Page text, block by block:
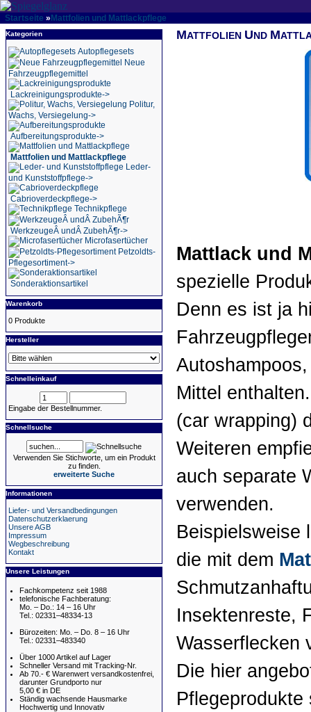
Startseite » Mattfolien und Mattlackpflege
Kategorien
Autopflegesets
Neue
Fahrzeugpflegemittel
Lackreinigungsprodukte->
Politur,
Wachs, Versiegelung->
Aufbereitungsprodukte->
Mattfolien und Mattlackpflege
Leder-
und Kunststoffpflege->
Cabrioverdeckpflege->
Technikpflege
WerkzeugeÂ undÂ ZubehÃ¶r->
Microfasertücher
Petzoldts-
Pflegesortiment->
Sonderaktionsartikel
Warenkorb
0 Produkte
Hersteller
Schnelleinkauf
Eingabe der Bestellnummer.
Schnellsuche
Verwenden Sie Stichworte, um ein Produkt
zu finden.
erweiterte Suche
Informationen
Liefer- und Versandbedingungen
Datenschutzerklaerung
Unsere AGB
Impressum
Wegbeschreibung
Kontakt
Unsere Leistungen
Fachkompetenz seit 1988
telefonische Fachberatung:
Mo. – Do.: 14 – 16 Uhr
Tel.: 02331–48334-13
Bürozeiten: Mo. – Do. 8 – 16 Uhr
Tel.: 02331–483340
Über 1000 Artikel auf Lager
Schneller Versand mit Tracking-Nr.
Ab 70.- € Warenwert versandkostenfrei,
darunter Grundporto nur
5,00 € in DE
Ständig wachsende Hausmarke
Hochwertig und Innovativ
MATTFOLIEN UND M
Mattlack und
spezielle
Denn es ist ja
Mittel
(car wrapping)
Weiteren
auch separate
verwenden.
Beispielsweise
die mit dem
Insektenreste,
Wasserflecken
Die hier